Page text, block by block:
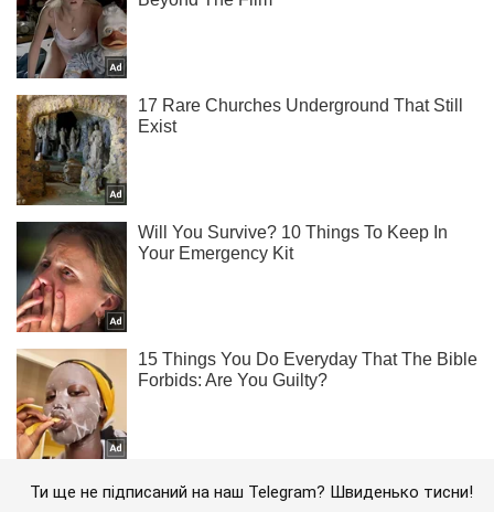
Ти ще не підписаний на наш Telegram? Швиденько тисни!